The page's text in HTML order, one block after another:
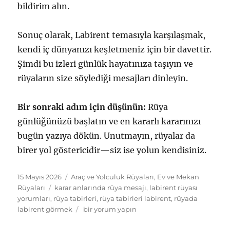
bildirim alın.
Sonuç olarak, Labirent temasıyla karşılaşmak,
kendi iç dünyanızı keşfetmeniz için bir davettir.
Şimdi bu izleri günlük hayatınıza taşıyın ve
rüyaların size söylediği mesajları dinleyin.
Bir sonraki adım için düşünün: Rüya
günlüğünüzü başlatın ve en kararlı kararınızı
bugün yazıya dökün. Unutmayın, rüyalar da
birer yol göstericidir—siz ise yolun kendisiniz.
Yayın
tarihi
15 Mayıs 2026 Kategoriler
Araç ve Yolculuk Rüyaları, Ev ve Mekan
Rüyaları
Etiketler
karar anlarında rüya mesajı, labirent rüyası
yorumları, rüya tabirleri, rüya tabirleri labirent, rüyada
labirent görmek
Rüyada
bir yorum yapın